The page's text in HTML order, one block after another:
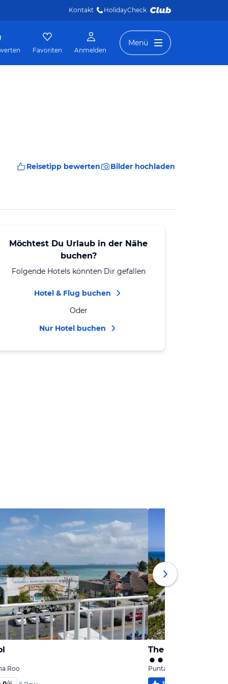
Kontakt HolidayCheck
Favoriten Anmelden
Menü
Reisetipp bewerten Bilder hochladen
Möchtest Du Urlaub in der Nähe
buchen?
Folgende Hotels könnten Dir gefallen
Hotel & Flug buchen
Oder
Nur Hotel buchen
Roo
Punta Sam, Quintana Roo